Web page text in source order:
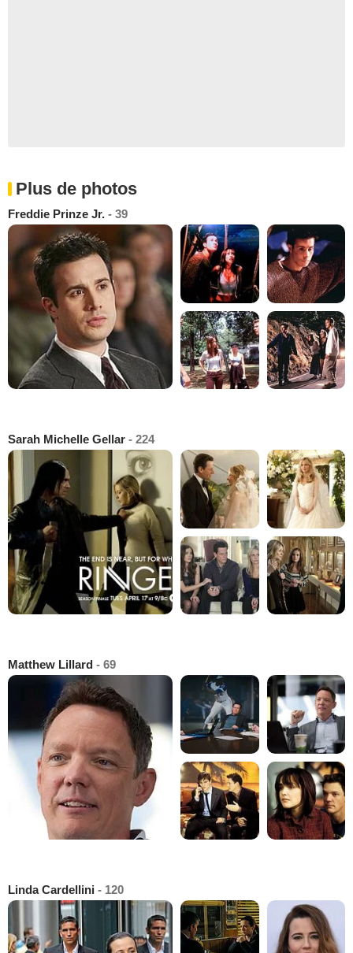
Plus de photos
Freddie Prinze Jr. - 39
Sarah Michelle Gellar - 224
Matthew Lillard - 69
Linda Cardellini - 120